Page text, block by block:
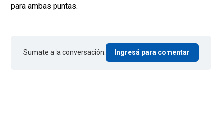
para ambas puntas.
Sumate a la conversación. Ingresá para comentar